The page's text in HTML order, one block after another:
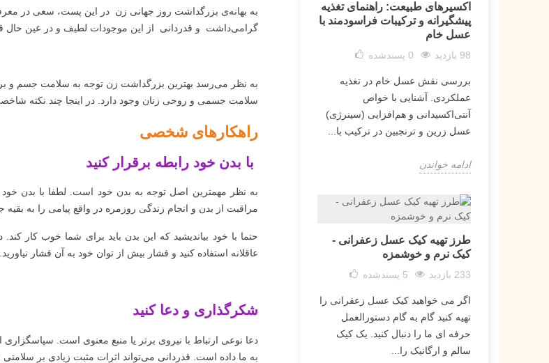
اکسیرهای طبیعت: راهنمای تغذیه
پیشگیرانه و ترکیبات فراسودمند با
عسل خام
98 بازدید 0 پسندشده
بررسی نقش عسل خام در تغذیه
عملکردی. آشنایی با خواص
آنتی‌اکسیدانی و هم‌افزایی (سینرژی)
عسل زرین و ترنجبین در ترکیب با...
ادامه خواندن
طرز تهیه کیک عسل زعفرانی -
کیک نرم و خوشمزه
233 بازدید 5 پسندشده
اگر می خواهید کیک عسل زعفرانی را
تهیه کنید گام به گام دستورالعمل
حرفه ای ما را دنبال کنید. یک کیک
سالم و ارگانیک را...
به بهانه‌ی بزرگداشت روز جهانی زن در این پست، سعی در
گرامی‌داشت و قدردانی از این موجودات لطیف و در عین حال
به نظر می‌رسد بهترین بزرگداشت زن توجه به سلامت جسم و
سلامت جسمی و روحی زنان وجود دارد. در اینجا چند نکته
راهکارهای شخصی
با بدن خود رابطه برقرار کنید
به نظر مهمترین اصل توجه به بدن خود است. لطفا با بدن خود
مراقبت از بدن و انجام زندگی روزمره در واقع پیامی را به
حتما با خود بیاندیشید که این بدن باید برای شما خوب کار
عاقلانه استفاده کنید و فشار بیش از توان خود به آن فشار نیاورید.
شکرگذاری و دعا کنید
دعا نوعی ارتباط با نیروی برتر یا منبع معنوی است.
به ما داده است. قدردانی می‌تواند اثرات مثبت زیادی بر